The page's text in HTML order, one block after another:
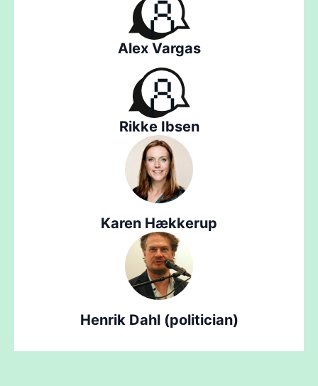
Alex Vargas
Rikke Ibsen
Karen Hækkerup
Henrik Dahl (politician)